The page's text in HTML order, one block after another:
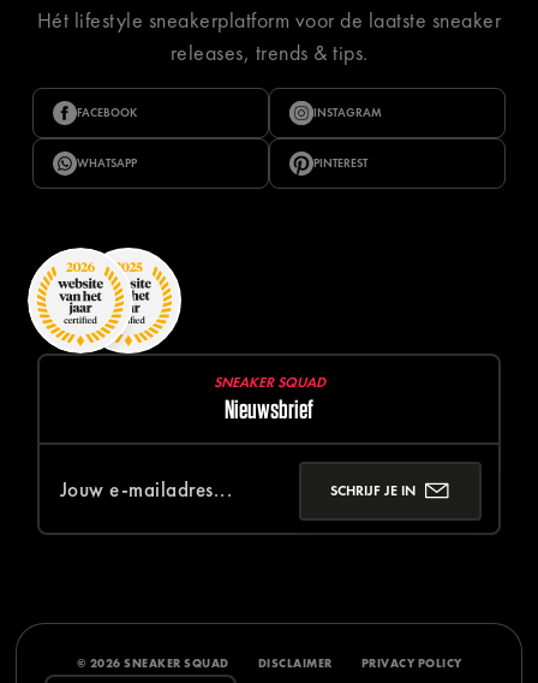
Hét lifestyle sneakerplatform voor de laatste sneaker
releases, trends & tips.
FACEBOOK INSTAGRAM
WHATSAPP PINTEREST
SNEAKER SQUAD
Nieuwsbrief
SCHRIJF JE IN
© 2026 SNEAKER SQUAD DISCLAIMER PRIVACY POLICY